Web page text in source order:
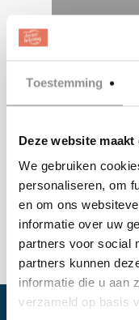
Toestemming
Deze website
We gebruiken
personaliseren, om
en om ons
informatie over uw
partners voor social
partners kunnen
informatie die u aan
verzameld op basis
are a
best